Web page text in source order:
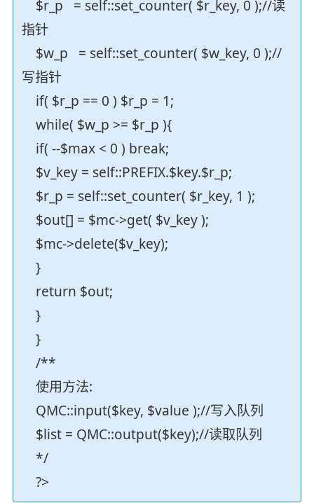
$r_p = self::set_counter( $r_key, 0 );//读
指针
$w_p = self::set_counter( $w_key, 0 );//
写指针
if( $r_p == 0 ) $r_p = 1;
while( $w_p >= $r_p ){
if( --$max < 0 ) break;
$v_key = self::PREFIX.$key.$r_p;
$r_p = self::set_counter( $r_key, 1 );
$out[] = $mc->get( $v_key );
$mc->delete($v_key);
}
return $out;
}
}
/**
使用方法:
QMC::input($key, $value );//写入队列
$list = QMC::output($key);//读取队列
*/
?>